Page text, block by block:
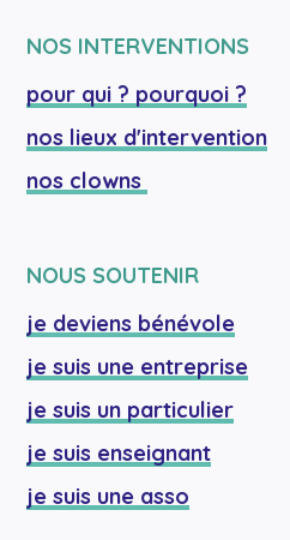
NOS INTERVENTIONS
pour qui ? pourquoi ?
nos lieux d'intervention
nos clowns
NOUS SOUTENIR
je deviens bénévole
je suis une entreprise
je suis un particulier
je suis enseignant
je suis une asso